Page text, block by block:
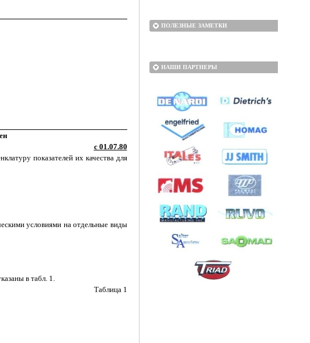
с 01.07.80
показателей их качества для
условиями на отдельные виды
в табл. 1.
Таблица 1
ПОЛЕЗНЫЕ ЗАМЕТКИ
НАШИ ПАРТНЕРЫ